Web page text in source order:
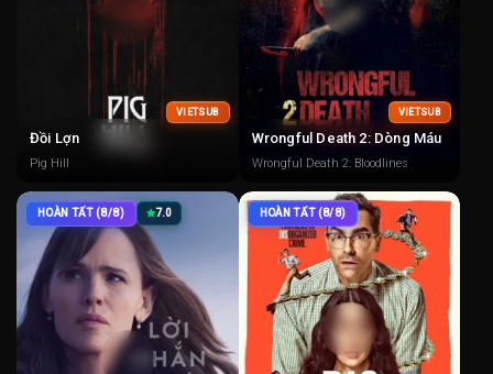
VIETSUB
Đồi Lợn
Pig Hill
VIETSUB
Wrongful Death 2: Dòng Máu
Wrongful Death 2: Bloodlines
HOÀN TẤT (8/8) 7.0 HOÀN TẤT (8/8)